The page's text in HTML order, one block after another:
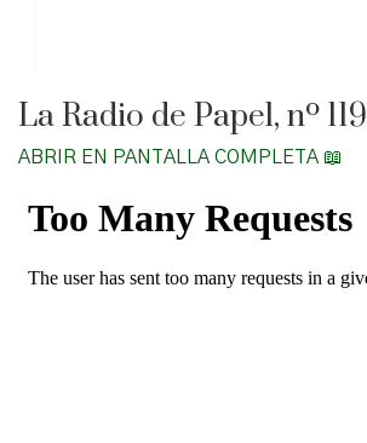
La Radio de Papel, nº 119
ABRIR EN PANTALLA COMPLETA 📖